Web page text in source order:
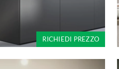
RICHIEDI PREZZO